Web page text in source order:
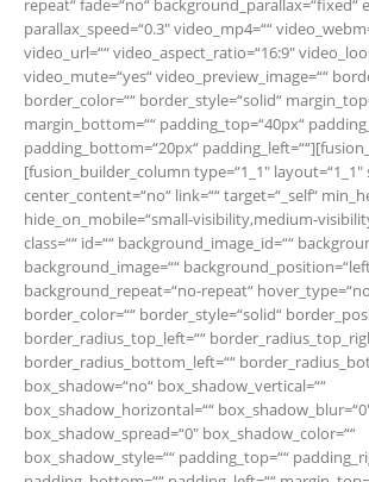
repeat“ fade=“no“ background_parallax=“fixed“
parallax_speed=“0.3″ video_mp4=““
video_url=““ video_aspect_ratio=“16:9″
video_mute=“yes“ video_preview_image=““
border_color=““ border_style=“solid“
margin_bottom=““ padding_top=“40px“
padding_bottom=“20px“
[fusion_builder_column type=“1_1″ layout=“1_1″
center_content=“no“ link=““ target=“_self“
hide_on_mobile=“small-visibility,medium-
class=““ id=““ background_image_id=““
background_image=““
background_repeat=“no-repeat“
border_color=““ border_style=“solid“
border_radius_top_left=““
border_radius_bottom_left=““
box_shadow=“no“ box_shadow_vertical=““
box_shadow_horizontal=““
box_shadow_spread=“0″ box_shadow_color=““
box_shadow_style=““ padding_top=““